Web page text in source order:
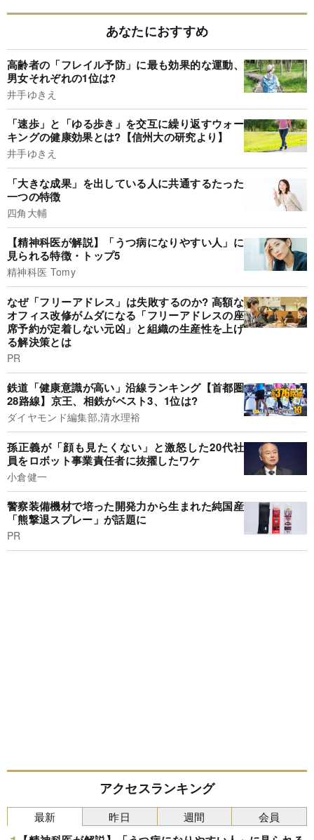
あなたにおすすめ
高齢者の「フレイル予防」に最も効果的な運動、
男女それぞれの1位は?
井手ゆきえ
「速歩」と「ゆる歩き」を交互に繰り返すウォー
キングの健康効果とは?【信州大の研究より】
井手ゆきえ
「大きな成果」を出している人に共通するたった
一つの特徴
四角大輔
【精神科医が解説】「うつ病になりやすい人」に
見られる特徴・トップ5
精神科医 Tomy
なぜ「フリーアドレス」は失敗するのか? 高額な
オフィス改修がムダになる「フリーアドレスの座
席予約が定着しない元凶」と組織の生産性を上げ
る解決策とは
PR
鉄道「健康意識が高い」沿線ランキング【首都圏
28路線】京王、相鉄がベスト3、1位は?
ダイヤモンド編集部,清水理裕
孫正義が「顔も見たくない」と激怒した20代社
員をロボット事業責任者に抜擢したワケ
小倉健一
警察装備機材で培った開発力から生まれた純国産
「熊撃退スプレー」が話題に
PR
アクセスランキング
最新 昨日 週間 会員